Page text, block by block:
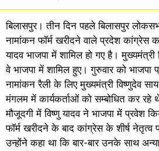
बिलासपुर। तीन दिन पहले बिलासपुर
नामांकन फॉर्म खरीदने वाले प्रदेश कांग्रेस
यादव भाजपा में शामिल हो गए है। मुख्यमंत्री
वे भाजपा में शामिल हुए। गुरुवार को भाजपा
नामांकन रैली के लिए मुख्यमंत्री विष्णुदेव
मंगलम में कार्यकर्ताओं को सम्बोधित कर
मौजूदगी में विष्णु यादव ने भाजपा में प्रवेश
फॉर्म खरीदने के बाद कांग्रेस के शीर्ष नेतृत्व
उन्होंने कहा था कि बार-बार उनके साथ